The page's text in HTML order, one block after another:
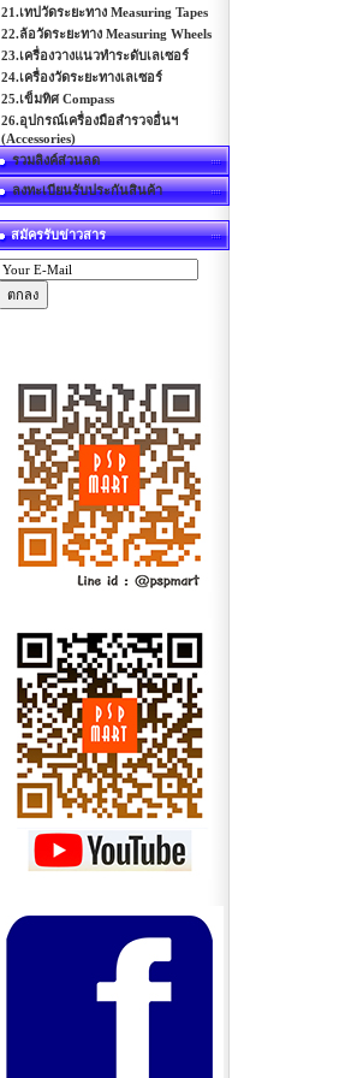
21.เทปวัดระยะทาง Measuring Tapes
22.ล้อวัดระยะทาง Measuring Wheels
23.เครื่องวางแนวทำระดับเลเซอร์
24.เครื่องวัดระยะทางเลเซอร์
25.เข็มทิศ Compass
26.อุปกรณ์เครื่องมือสำรวจอื่นฯ
(Accessories)
รวมลิงค์ส่วนลด
ลงทะเบียนรับประกันสินค้า
สมัครรับข่าวสาร